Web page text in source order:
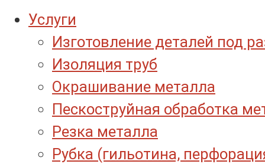
Услуги
Изготовление деталей под
Изоляция труб
Окрашивание металла
Пескоструйная обработка
Резка металла
Рубка (гильотина,